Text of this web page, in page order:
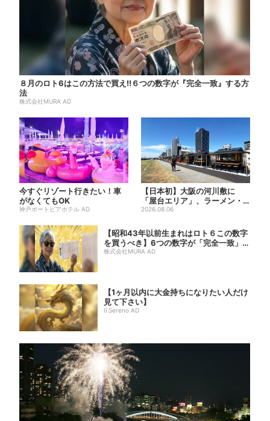
８月のロト6はこの方法で買え!!６つの数字が『完全一致』する方
法
株式会社MURA AD
今すぐリゾート行きたい！車
がなくてもOK
神戸ポートピアホテル AD
【日本初】大阪の河川敷に
「屋台エリア」、ラーメン・
焼肉・しゃぶしゃぶ・カフェ
2026.08.06
【昭和43年以前生まれはロト６この数字
を買うべき】6つの数字が「完全一致」す
る方...
株式会社MURA AD
【1ヶ月以内に大金持ちになりたい人だけ
見て下さい】
Il Sereno AD